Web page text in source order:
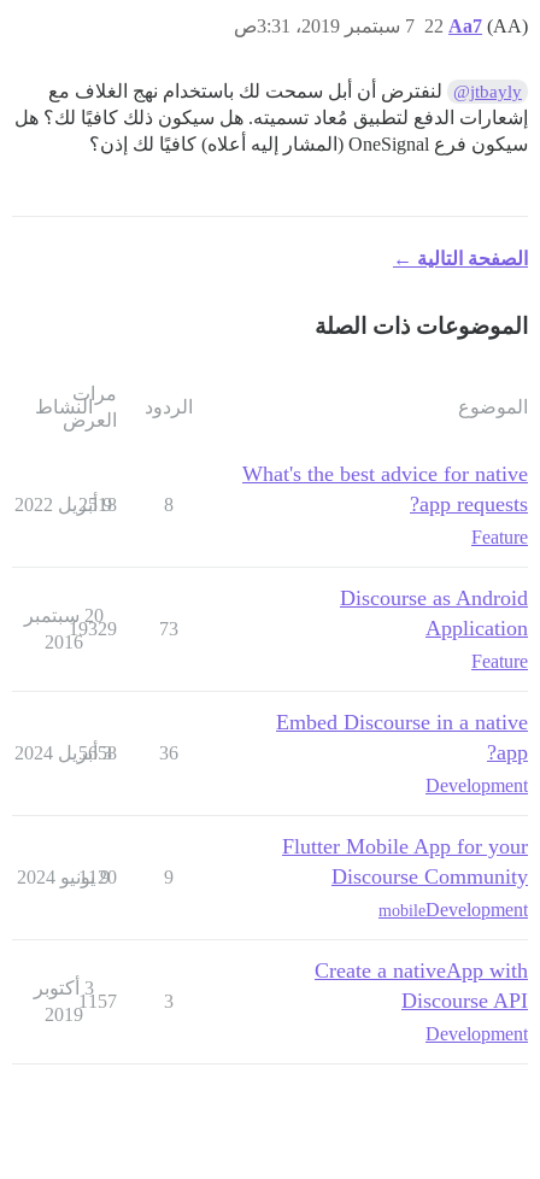
Aa7 (AA) 7 سبتمبر 2019، 3:31ص 22
@jtbayly
لنفترض أن أبل سمحت لك باستخدام نهج الغلاف مع
إشعارات الدفع لتطبيق مُعاد تسميته. هل سيكون ذلك كافيًا لك؟ هل
سيكون فرع OneSignal (المشار إليه أعلاه) كافيًا لك إذن؟
الصفحة التالية ←
الموضوعات ذات الصلة
الموضوع الردود
مرات
العرض
النشاط
What's the best advice for native
app requests?
Feature
8
2518
9 أبريل 2022
Discourse as Android
Application
Feature
73
19329
20 سبتمبر
2016
Embed Discourse in a native
app?
Development
36
5658
3 أبريل 2024
Flutter Mobile App for your
Discourse Community
Development
mobile
9
1120
9 يونيو 2024
Create a nativeApp with
Discourse API
Development
3
1157
3 أكتوبر
2019